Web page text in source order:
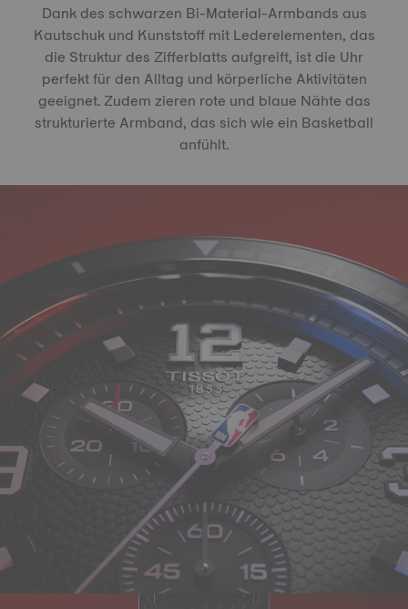
Dank des schwarzen Bi-Material-Armbands aus
Kautschuk und Kunststoff mit Lederelementen, das
die Struktur des Zifferblatts aufgreift, ist die Uhr
perfekt für den Alltag und körperliche Aktivitäten
geeignet. Zudem zieren rote und blaue Nähte das
strukturierte Armband, das sich wie ein Basketball
anfühlt.